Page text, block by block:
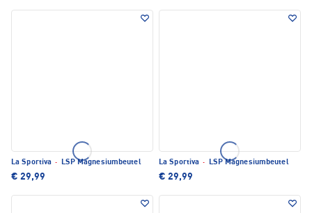
La Sportiva · LSP Magnesiumbeutel
€ 29,99
La Sportiva · LSP Magnesiumbeutel
€ 29,99